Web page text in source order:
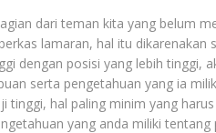
dari teman kita yang belum
lamaran, hal itu
dengan posisi yang lebih tinggi,
serta pengetahuan yang ia
tinggi, hal paling minim yang
yang anda miliki